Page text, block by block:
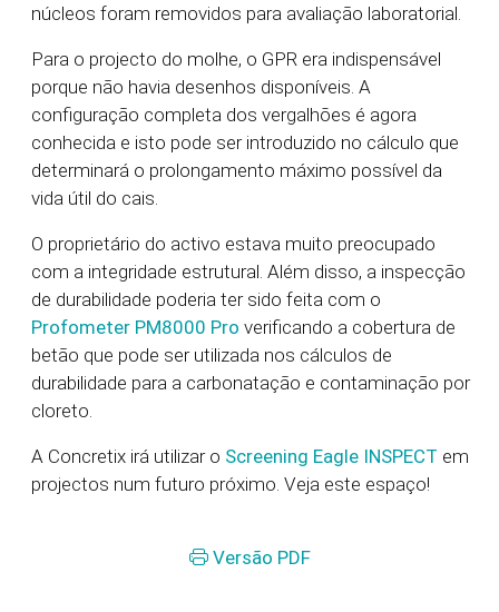
núcleos foram removidos para avaliação laboratorial.
Para o projecto do molhe, o GPR era indispensável
porque não havia desenhos disponíveis. A
configuração completa dos vergalhões é agora
conhecida e isto pode ser introduzido no cálculo que
determinará o prolongamento máximo possível da
vida útil do cais.
O proprietário do activo estava muito preocupado
com a integridade estrutural. Além disso, a inspecção
de durabilidade poderia ter sido feita com o
Profometer PM8000 Pro verificando a cobertura de
betão que pode ser utilizada nos cálculos de
durabilidade para a carbonatação e contaminação por
cloreto.
A Concretix irá utilizar o Screening Eagle INSPECT em
projectos num futuro próximo. Veja este espaço!
Versão PDF